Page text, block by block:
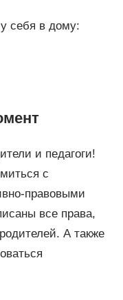
себя в дому:
и педагоги!
с
правовыми
все права,
А также